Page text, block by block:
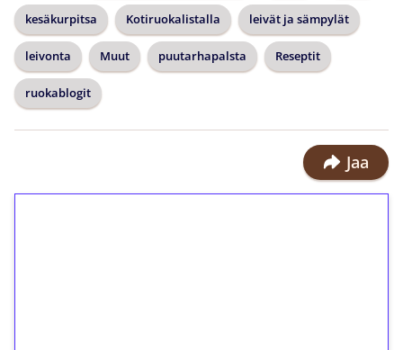
kesäkurpitsa Kotiruokalistalla leivät ja sämpylät
leivonta Muut puutarhapalsta Reseptit
ruokablogit
Jaa